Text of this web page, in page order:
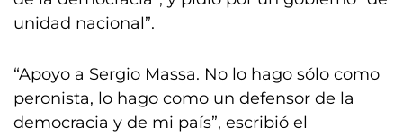
unidad nacional”.
“Apoyo a Sergio Massa. No lo hago sólo como
peronista, lo hago como un defensor de la
democracia y de mi país”, escribió el